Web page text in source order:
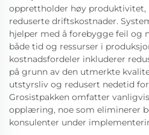
opprettholder høy produktivitet,
reduserte driftskostnader.
hjelper med å forebygge feil og
både tid og ressurser i
kostnadsfordeler inkluderer
på grunn av den utmerkte
utstyrsliv og redusert nedetid
Grosistpakken omfatter
opplæring, noe som eliminerer
konsulenter under